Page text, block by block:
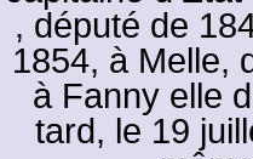
, député de
1854, à Melle,
à Fanny elle
tard, le 19